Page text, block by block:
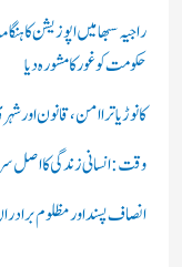
:
راجیہ سبھا میں اپوزیشن کا
حکومت کو غور کا مشورہ دیا
کانوڑ یاترا امن،قانون اور
وقت: انسانی زندگی کا اصل
انصاف پسند اور مظلوم